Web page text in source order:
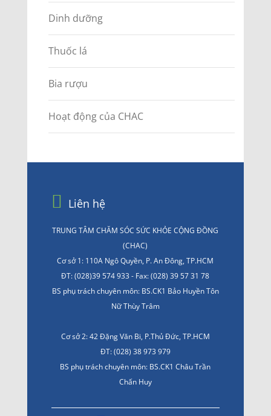
Dinh dưỡng
Thuốc lá
Bia rượu
Hoạt động của CHAC
Liên hệ
TRUNG TÂM CHĂM SÓC SỨC KHỎE CỘNG ĐỒNG
(CHAC)
Cơ sở 1: 110A Ngô Quyền, P. An Đông, TP.HCM
ĐT: (028)39 574 933 - Fax: (028) 39 57 31 78
BS phụ trách chuyên môn: BS.CK1 Bảo Huyền Tôn
Nữ Thùy Trâm
Cơ sở 2: 42 Đặng Văn Bi, P.Thủ Đức, TP.HCM
ĐT: (028) 38 973 979
BS phụ trách chuyên môn: BS.CK1 Châu Trần
Chấn Huy